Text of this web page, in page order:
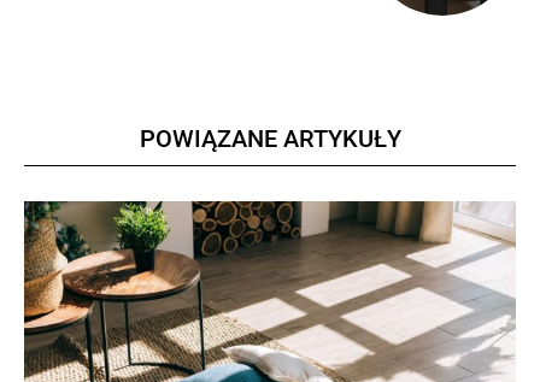
POWIĄZANE ARTYKUŁY